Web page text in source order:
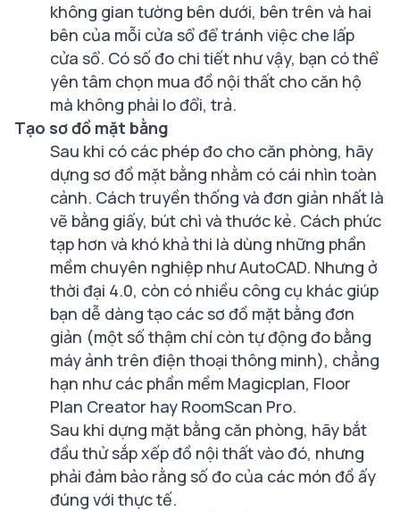
không gian tường bên dưới, bên trên và hai
bên của mỗi cửa sổ để tránh việc che lấp
cửa sổ. Có số đo chi tiết như vậy, bạn có thể
yên tâm chọn mua đồ nội thất cho căn hộ
mà không phải lo đổi, trả.
Tạo sơ đồ mặt bằng
Sau khi có các phép đo cho căn phòng, hãy
dựng sơ đồ mặt bằng nhằm có cái nhìn toàn
cảnh. Cách truyền thống và đơn giản nhất là
vẽ bằng giấy, bút chì và thước kẻ. Cách phức
tạp hơn và khó khả thi là dùng những phần
mềm chuyên nghiệp như AutoCAD. Nhưng ở
thời đại 4.0, còn có nhiều công cụ khác giúp
bạn dễ dàng tạo các sơ đồ mặt bằng đơn
giản (một số thậm chí còn tự động đo bằng
máy ảnh trên điện thoại thông minh), chẳng
hạn như các phần mềm Magicplan, Floor
Plan Creator hay RoomScan Pro.
Sau khi dựng mặt bằng căn phòng, hãy bắt
đầu thử sắp xếp đồ nội thất vào đó, nhưng
phải đảm bảo rằng số đo của các món đồ ấy
đúng với thực tế.